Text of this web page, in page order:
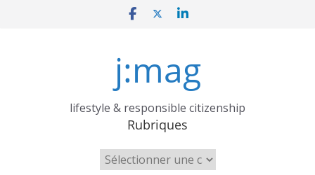
j:mag
lifestyle & responsible citizenship
Rubriques
Rubriques